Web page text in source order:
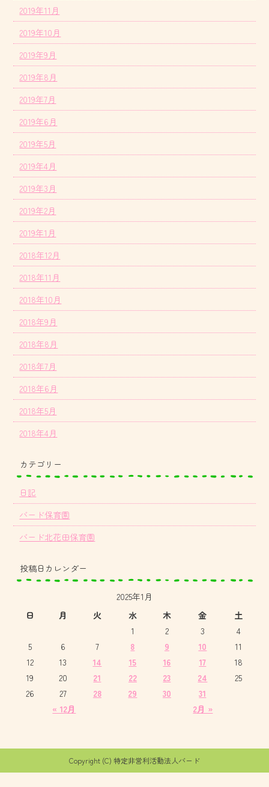
2019年11月
2019年10月
2019年9月
2019年8月
2019年7月
2019年6月
2019年5月
2019年4月
2019年3月
2019年2月
2019年1月
2018年12月
2018年11月
2018年10月
2018年9月
2018年8月
2018年7月
2018年6月
2018年5月
2018年4月
カテゴリー
日記
バード保育園
バード北花田保育園
投稿日カレンダー
2025年1月
日
月 火 水 木 金 土
« 12月 2月 »
1 2 3
4
5
6 7 8 9 10
11
12
13 14 15 16 17
18
19
20 21 22 23 24
25
26
27 28 29 30 31
Copyright (C) 特定非営利活動法人バード